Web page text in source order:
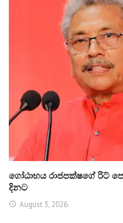
ගෝඨාභය රාජපක්ෂගේ රිට්
දිනට
August 3, 2026